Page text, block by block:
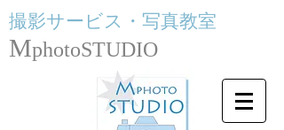
撮影サービス・ 写真教室
MphotoSTUDIO